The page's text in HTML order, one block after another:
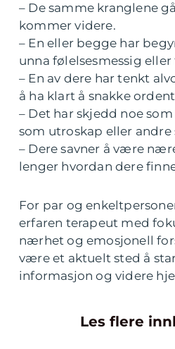
– De samme kranglene
kommer videre.
– En eller begge har
unna følelsesmessig eller
– En av dere har tenkt
å ha klart å snakke
– Det har skjedd noe
som utroskap eller andre
– Dere savner å være
lenger hvordan dere
For par og
erfaren terapeut med
nærhet og emosjonell
være et aktuelt sted å
informasjon og videre
Les flere